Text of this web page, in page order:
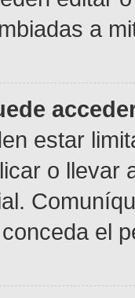
a
estar
o llevar
el